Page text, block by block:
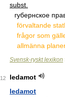
subst.
губернское
förvaltande
frågor som
allmänna
Svensk-ryskt lexikon
12
ledamot
ledamot